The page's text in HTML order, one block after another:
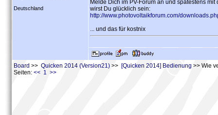
Deutschland
Melde Dich im PV-Forum an und spätestens mit
wirst Du glücklich sein:
http://www.photovoltaikforum.com/
... und das für kostnix
Board >> Quicken 2014 (Version21) >> [Quicken 2014] Bedienung >> Wie
Seiten: << 1 >>